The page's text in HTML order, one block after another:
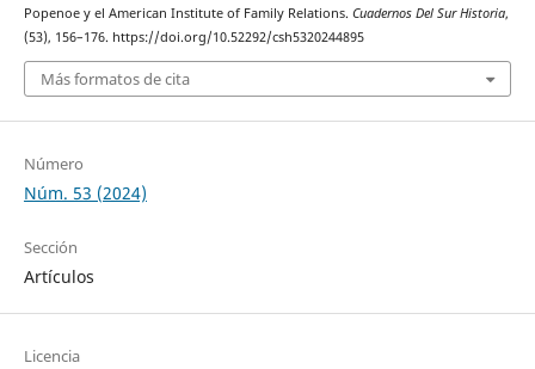
Popenoe y el American Institute of Family Relations. Cuadernos Del Sur Historia,
(53), 156–176. https://doi.org/10.52292/csh5320244895
Más formatos de cita
Número
Núm. 53 (2024)
Sección
Artículos
Licencia